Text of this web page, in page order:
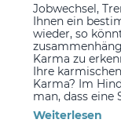
Jobwechsel,
Ihnen ein
wieder, so
Karma zu
Ihre
Karma? Im
man, dass eine
Weiterlesen